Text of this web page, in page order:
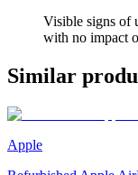
Visible signs of
with no impact
Similar
Apple